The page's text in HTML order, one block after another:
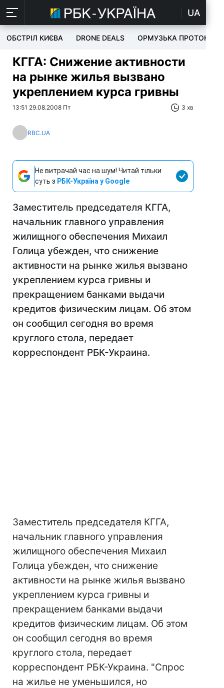
UA
ОБСТРІЛ КИЄВА DRONE DEALS ОРМУЗЬКА ПРОТОКА
КГГА: Снижение активности
на рынке жилья вызвано
укреплением курса гривны
13:51 29.08.2008 Пт 3 хв
RBC.UA
Не витрачай час на шум! Читай тільки
суть з РБК-Україна у Google
Заместитель председателя КГГА,
начальник главного управления
жилищного обеспечения Михаил
Голица убежден, что снижение
активности на рынке жилья вызвано
укреплением курса гривны и
прекращением банками выдачи
кредитов физическим лицам. Об этом
он сообщил сегодня во время
круглого стола, передает
корреспондент РБК-Украина.
Заместитель председателя КГГА,
начальник главного управления
жилищного обеспечения Михаил
Голица убежден, что снижение
активности на рынке жилья вызвано
укреплением курса гривны и
прекращением банками выдачи
кредитов физическим лицам. Об этом
он сообщил сегодня во время
круглого стола, передает
корреспондент РБК-Украина. "Спрос
на жилье не уменьшился, но